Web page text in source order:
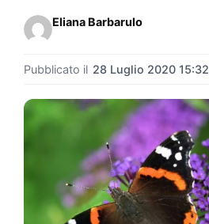
Eliana Barbarulo
Pubblicato il 28 Luglio 2020 15:32